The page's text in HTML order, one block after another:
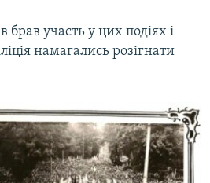
брав участь у цих подіях і
намагались розігнати